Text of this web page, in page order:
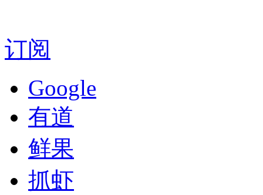
订阅
Google
有道
鲜果
抓虾